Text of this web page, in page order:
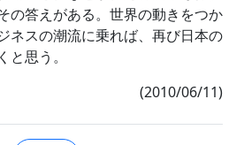
の答えがある。世界の動きをつか
ネスの潮流に乗れば、再び日本の
思う。
(2010/06/11)